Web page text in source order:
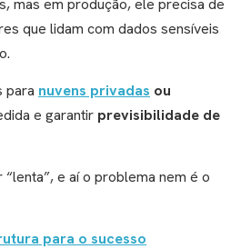
mas em produção, ele precisa de
que lidam com dados sensíveis
para nuvens privadas ou
e garantir previsibilidade de
e aí o problema nem é o
para o sucesso